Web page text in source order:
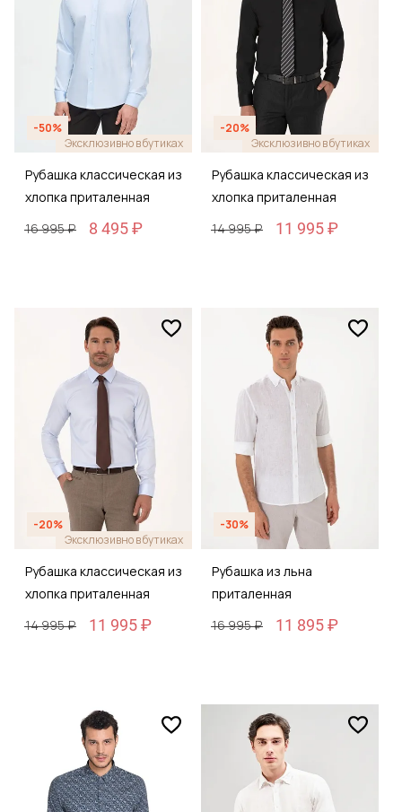
-50%
Эксклюзивно в бутиках
Рубашка классическая из
хлопка приталенная
16 995 ₽
8 495 ₽
-20%
Эксклюзивно в бутиках
Рубашка классическая из
хлопка приталенная
14 995 ₽
11 995 ₽
-20%
Эксклюзивно в бутиках
Рубашка классическая из
хлопка приталенная
14 995 ₽
11 995 ₽
-30%
Рубашка из льна
приталенная
16 995 ₽
11 895 ₽